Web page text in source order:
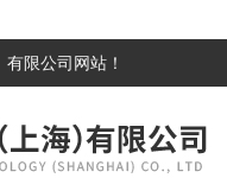
有限公司 网站！